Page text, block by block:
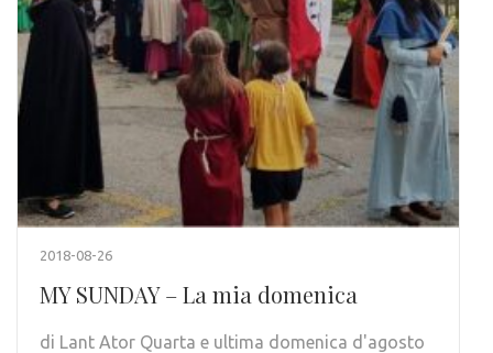
2018-08-26
MY SUNDAY – La mia domenica
di Lant Ator Quarta e ultima domenica d'agosto